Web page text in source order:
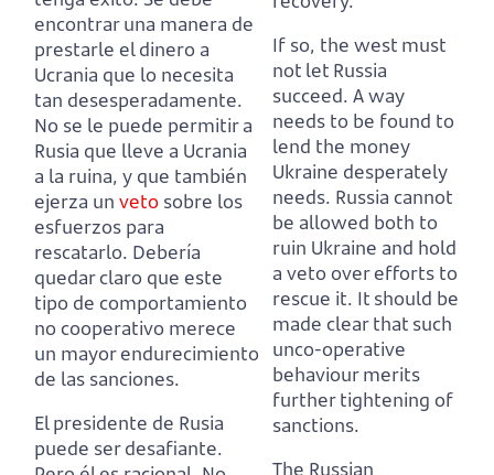
encontrar una manera de
prestarle el dinero a
Ucrania que lo necesita
tan desesperadamente.
No se le puede permitir a
Rusia que lleve a Ucrania
a la ruina, y que también
ejerza un veto sobre los
esfuerzos para
rescatarlo. Debería
quedar claro que este
tipo de comportamiento
no cooperativo merece
un mayor endurecimiento
de las sanciones.
El presidente de Rusia
puede ser desafiante.
If so, the west must
not let Russia
succeed. A way
needs to be found to
lend the money
Ukraine desperately
needs. Russia cannot
be allowed both to
ruin Ukraine and hold
a veto over efforts to
rescue it. It should be
made clear that such
unco-operative
behaviour merits
further tightening of
sanctions.
The Russian